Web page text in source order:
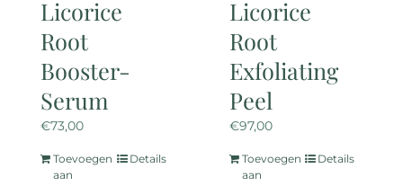
Licorice
Root
Booster-
Serum
€73,00
Toevoegen
aan
Details
Licorice
Root
Exfoliating
Peel
€97,00
Toevoegen
aan
Details